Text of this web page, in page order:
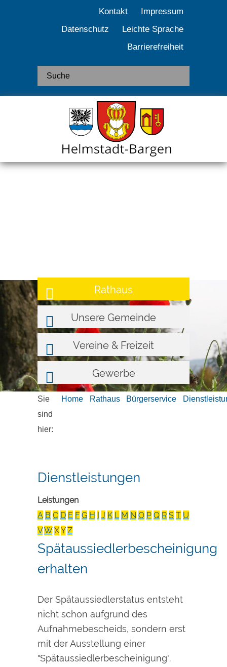
Kontakt
Impressum
Datenschutz
Leichte Sprache
Barrierefreiheit
Rathaus
Unsere Gemeinde
Vereine & Freizeit
Gewerbe
Sie
sind
hier:
Home Rathaus Bürgerservice
Dienstleistungen
Leistungen
A B C D E F G H I J K L M N O P Q R S T U
VW XY Z
Spätaussiedlerbescheinigung
erhalten
Der Spätaussiedlerstatus entsteht
nicht schon aufgrund des
Aufnahmebescheids, sondern erst
mit der Ausstellung einer
"Spätaussiedlerbescheinigung".